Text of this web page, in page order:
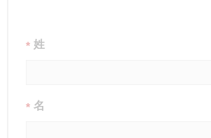
* 姓
* 名